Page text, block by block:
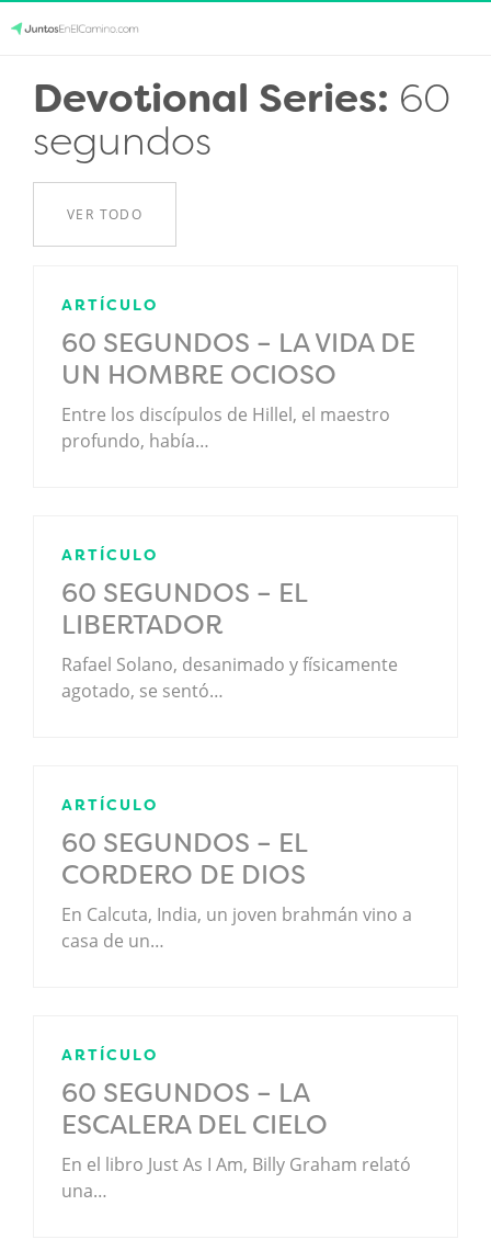
content
JuntosEnElCamino.com
Devotional Series: 60
segundos
VER TODO
ARTÍCULO
60 SEGUNDOS – LA VIDA DE
UN HOMBRE OCIOSO
Entre los discípulos de Hillel, el maestro
profundo, había…
ARTÍCULO
60 SEGUNDOS – EL
LIBERTADOR
Rafael Solano, desanimado y físicamente
agotado, se sentó…
ARTÍCULO
60 SEGUNDOS – EL
CORDERO DE DIOS
En Calcuta, India, un joven brahmán vino a
casa de un…
ARTÍCULO
60 SEGUNDOS – LA
ESCALERA DEL CIELO
En el libro Just As I Am, Billy Graham relató
una…